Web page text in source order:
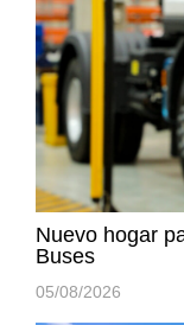
Nuevo hogar
Buses
05/08/2026